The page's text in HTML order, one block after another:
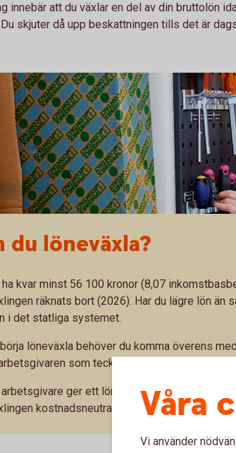
innebär att du växlar en del av din bruttolön
skjuter då upp beskattningen tills det är
du löneväxla?
ha kvar minst 56 100 kronor (8,07
räknats bort (2026). Har du lägre lön än
i det statliga systemet.
löneväxla behöver du komma överens
som tecknar avtalet med
ger ett löneväxlingstillägg på cirka
kostnadsneutral jämfört med vad en
Våra
Vi använder